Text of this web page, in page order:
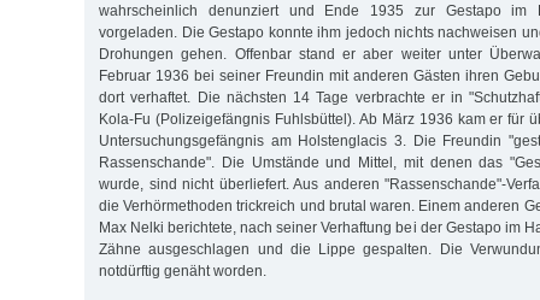
wahrscheinlich denunziert und Ende 1935 zur Gestapo im
vorgeladen. Die Gestapo konnte ihm jedoch nichts nachweisen
Drohungen gehen. Offenbar stand er aber weiter unter
Februar 1936 bei seiner Freundin mit anderen Gästen ihren
dort verhaftet. Die nächsten 14 Tage verbrachte er in
Kola-Fu (Polizeigefängnis Fuhlsbüttel). Ab März 1936 kam er für
Untersuchungsgefängnis am Holstenglacis 3. Die Freundin
Rassenschande". Die Umstände und Mittel, mit denen das
wurde, sind nicht überliefert. Aus anderen "Rassenschande"-
die Verhörmethoden trickreich und brutal waren. Einem anderen
Max Nelki berichtete, nach seiner Verhaftung bei der Gestapo im
Zähne ausgeschlagen und die Lippe gespalten. Die
notdürftig genäht worden.